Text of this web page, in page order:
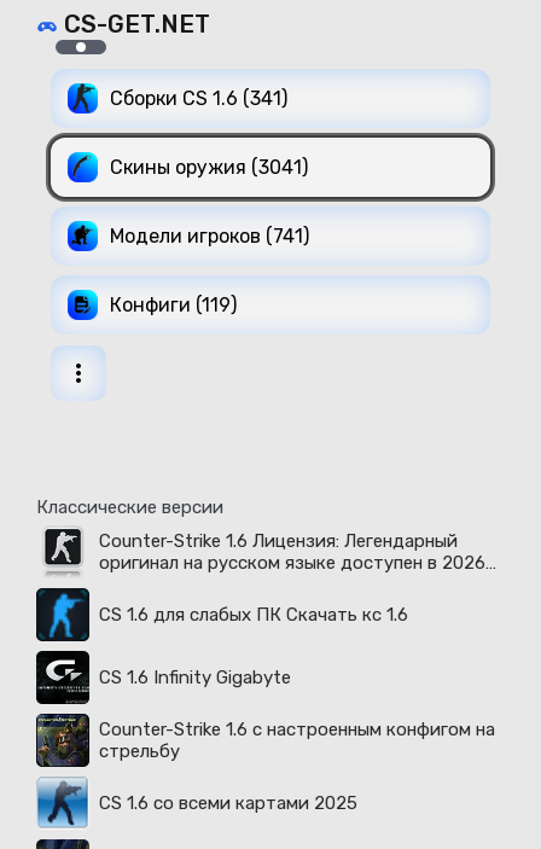
CS-GET.NET
Сборки CS 1.6 (341)
Скины оружия (3041)
Модели игроков (741)
Конфиги (119)
Классические версии
Counter-Strike 1.6 Лицензия: Легендарный
оригинал на русском языке доступен в 2026
CS 1.6 для слабых ПК Скачать кс 1.6
CS 1.6 Infinity Gigabyte
Counter-Strike 1.6 с настроенным конфигом на
стрельбу
CS 1.6 со всеми картами 2025